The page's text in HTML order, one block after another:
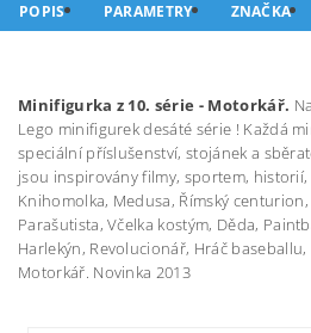
POPIS PARAMETRY ZNAČKA
Minifigurka z 10. série - Motorkář.
Lego minifigurek desáté série ! Každá
speciální příslušenství, stojánek a
jsou inspirovány filmy, sportem,
Knihomolka, Medusa, Římský centurion,
Parašutista, Včelka kostým, Děda,
Harlekýn, Revolucionář, Hráč
Motorkář. Novinka 2013